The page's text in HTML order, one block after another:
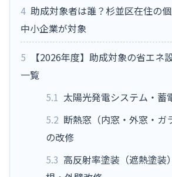
4 助成対象者は誰？杉並区在住の
中小企業が対象
5
【2026年度】助成対象の省エネ
一覧
5.1 太陽光発電システム・蓄
5.2 断熱窓（内窓・外窓・ガ
の改修
5.3 高反射率塗装（遮熱塗装